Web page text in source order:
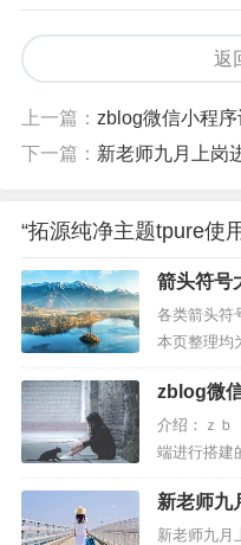
－自定义ＣＳＳ中添加以
端展示侧栏模块）：
手机端每个页面
仅文章页手机端
＠ｍｅｄｉａ　
返
上一篇： zblog微信小程
下一篇： 新老师九月上岗
“拓源纯净主题tpure使
箭头符号
各类箭头符
本页整理均
图案本
↔ ↕ ➻
➷ ➹ ▶
➾ ➔ ➘
➢ ...
zblog微
介绍：ｚｂ
端进行搭建
插件，使用
信小程序插
小程序信息
新老师九
啦！
新老师九月